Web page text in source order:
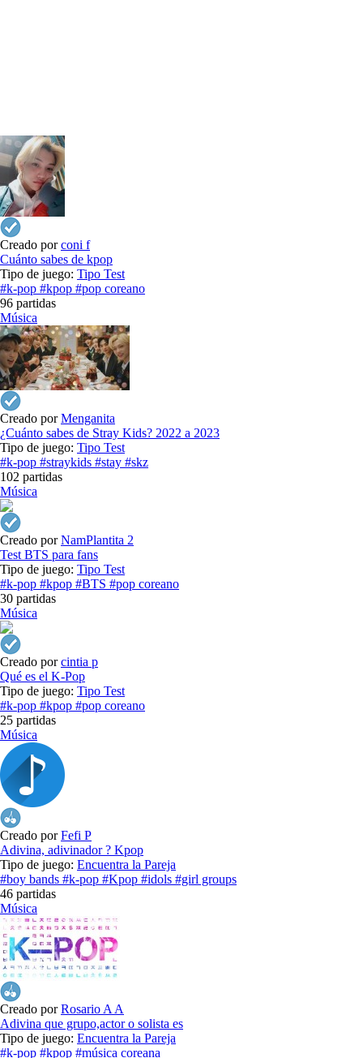
Creado porconi f
Cuánto sabes de kpop
Tipo de juego: Tipo Test
#k-pop #kpop #pop coreano
96 partidas
Música
Creado porMenganita
¿Cuánto sabes de Stray Kids? 2022 a 2023
Tipo de juego: Tipo Test
#k-pop #straykids #stay #skz
102 partidas
Música
Creado porNamPlantita 2
Test BTS para fans
Tipo de juego: Tipo Test
#k-pop #kpop #BTS #pop coreano
30 partidas
Música
Creado porcintia p
Qué es el K-Pop
Tipo de juego: Tipo Test
#k-pop #kpop #pop coreano
25 partidas
Música
Creado porFefi P
Adivina, adivinador ? Kpop
Tipo de juego: Encuentra la Pareja
#boy bands #k-pop #Kpop #idols #girl groups
46 partidas
Música
Creado porRosario A A
Adivina que grupo,actor o solista es
Tipo de juego: Encuentra la Pareja
#k-pop #kpop #música coreana